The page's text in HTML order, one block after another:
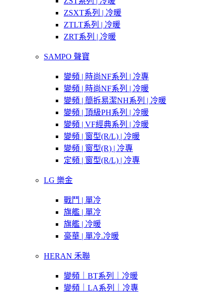
ZSXT系列 | 冷暖
ZTLT系列 | 冷暖
ZRT系列 | 冷暖
SAMPO 聲寶
變頻 | 時尚NF系列 | 冷專
變頻 | 時尚NF系列 | 冷暖
變頻 | 簡拆易潔NH系列 | 冷暖
變頻 | 頂級PH系列 | 冷暖
變頻 | VF經典系列 | 冷暖
變頻 | 窗型(R/L) | 冷暖
變頻 | 窗型(R) | 冷專
定頻 | 窗型(R/L) | 冷專
LG 樂金
戰鬥 | 單冷
旗艦 | 單冷
旗艦 | 冷暖
豪華 | 單冷.冷暖
HERAN 禾聯
變頻｜BT系列｜冷暖
變頻｜LA系列｜冷專